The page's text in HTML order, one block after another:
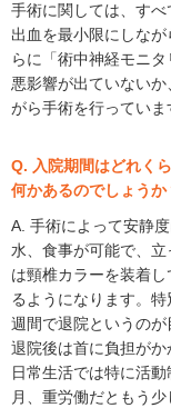
手術に関しては、す
出血を最小限にしな
らに「術中神経モニ
悪影響が出ていない
がら手術を行っていま
Q. 入院期間はどれく
何かあるのでしょうか
A. 手術によって安静
水、食事が可能で、
は頸椎カラーを装着
るようになります。
週間で退院というのが
退院後は首に負担がか
日常生活では特に活
月、重労働だともう